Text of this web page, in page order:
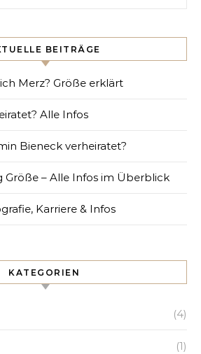
BEITRÄGE
Merz? Größe erklärt
Alle Infos
Bieneck verheiratet?
Größe – Alle Infos im Überblick
Karriere & Infos
KATEGORIEN
(4)
(1)